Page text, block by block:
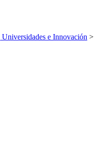
e Innovación >